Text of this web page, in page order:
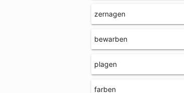
zernagen
bewarben
plagen
farben